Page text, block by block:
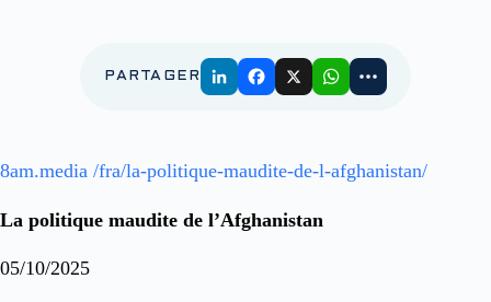
PARTAGER
8am.media /fra/la-politique-maudite-de-l-afghanistan/
La politique maudite de l’Afghanistan
05/10/2025